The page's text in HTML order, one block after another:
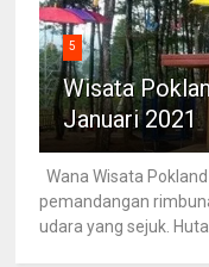
5
Wisata
Januari 2021
Wana Wisata
pemandangan
udara yang sejuk.